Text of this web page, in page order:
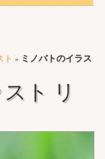
ト » ミノバトのイラス
ト リ